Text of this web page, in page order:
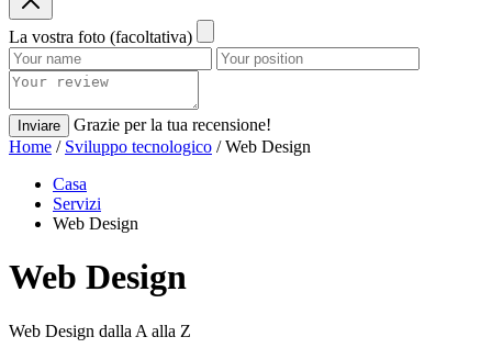
La vostra foto (facoltativa)
Inviare
Grazie per la tua recensione!
Home / Sviluppo tecnologico / Web Design
Casa
Servizi
Web Design
Web Design
Web Design dalla A alla Z